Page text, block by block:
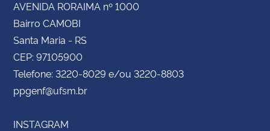
AVENIDA RORAIMA nº 1000
Bairro CAMOBI
Santa Maria - RS
CEP: 97105900
Telefone: 3220-8029 e/ou 3220-8803
ppgenf@ufsm.br
INSTAGRAM